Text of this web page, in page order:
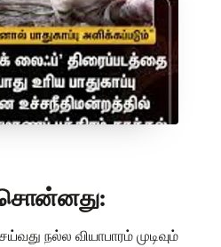
நல்ல வியாபாரம் முடிவும்